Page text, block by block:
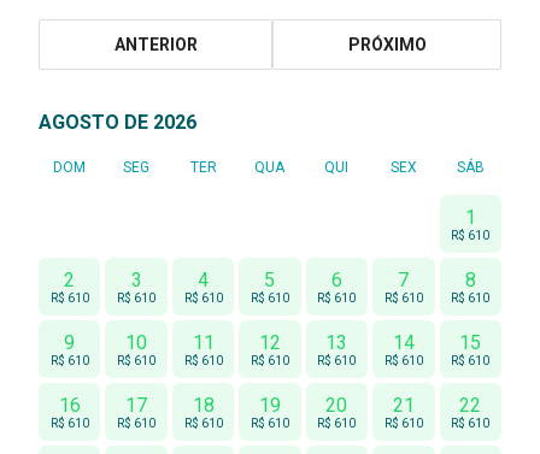
ANTERIOR PRÓXIMO
AGOSTO DE 2026
DOM SEG TER QUA QUI SEX SÁB
1
R$ 610
2
R$ 610
3
R$ 610
4
R$ 610
5
R$ 610
6
R$ 610
7
R$ 610
8
R$ 610
9
R$ 610
10
R$ 610
11
R$ 610
12
R$ 610
13
R$ 610
14
R$ 610
15
R$ 610
16
R$ 610
17
R$ 610
18
R$ 610
19
R$ 610
20
R$ 610
21
R$ 610
22
R$ 610